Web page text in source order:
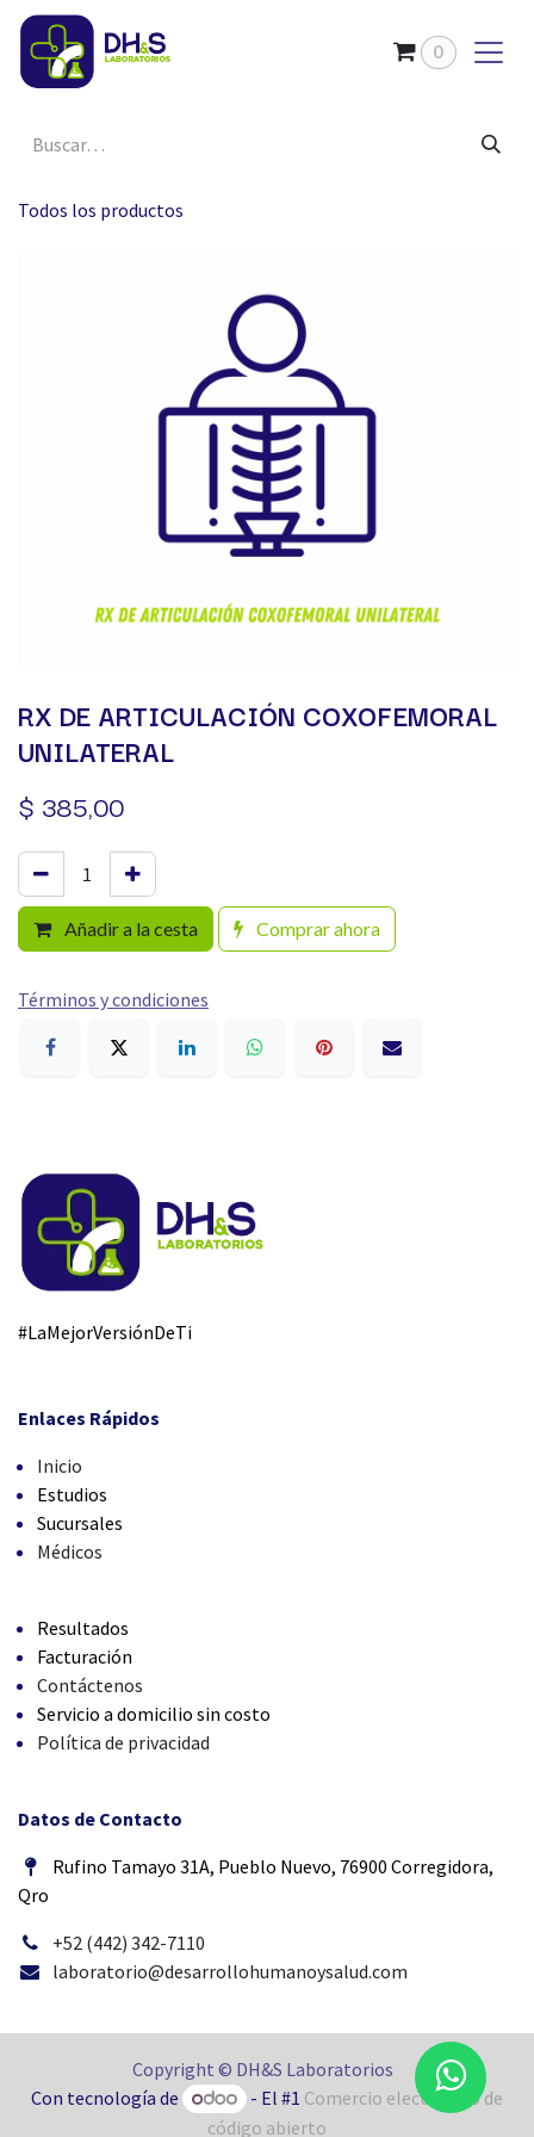
Ir al contenido
0
Todos los productos
RX DE ARTICULACIÓN COXOFEMORAL
UNILATERAL
$ 385,00
Añadir a la cesta Comprar ahora
Términos y condiciones
#LaMejorVersiónDeTi
Enlaces Rápidos
Inicio
Estudios
Sucursales
Médicos
Resultados
Facturación
Contáctenos
Servicio a domicilio sin costo
Política de privacidad
Datos de Contacto
Rufino Tamayo 31A, Pueblo Nuevo, 76900 Corregidora,
Qro
+52 (442) 342-7110
laboratorio@desarrollohumanoysalud.com
Copyright © DH&S Laboratorios
Con tecnología de
- El #1 Comercio electrónico de
código abierto